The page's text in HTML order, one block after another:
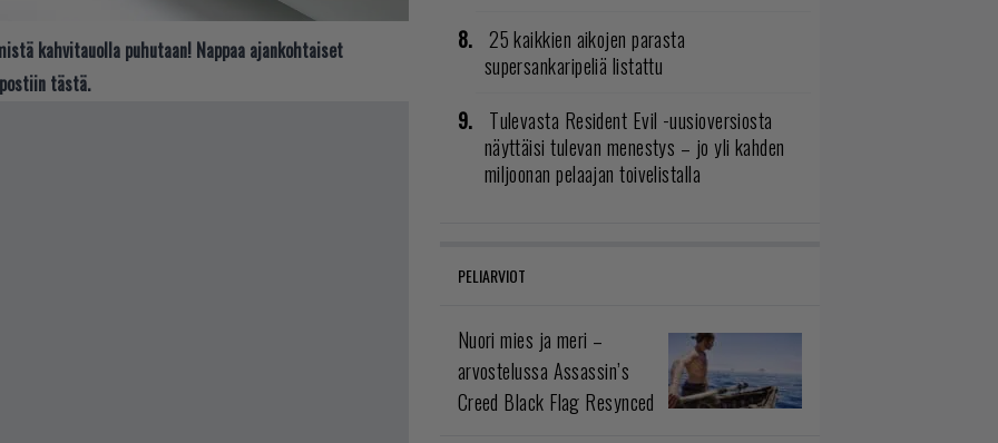
kahvitauolla puhutaan! Nappaa ajankohtaiset
tästä.
25 kaikkien aikojen parasta
supersankaripeliä listattu
Tulevasta Resident Evil -uusioversiosta
näyttäisi tulevan menestys – jo yli kahden
miljoonan pelaajan toivelistalla
PELIARVIOT
Nuori mies ja meri –
arvostelussa Assassin’s
Creed Black Flag Resynced